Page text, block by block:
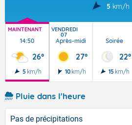
5 km/h
MAINTENANT
14:50
26°
5 km/h
VENDREDI
07
Après-midi
27°
10 km/h
Soirée
22°
15 km/h
Pluie dans l'heure
Pas de précipitations